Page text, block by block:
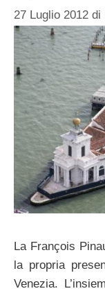
27 Luglio 2012 di
La François
la propria
Venezia.